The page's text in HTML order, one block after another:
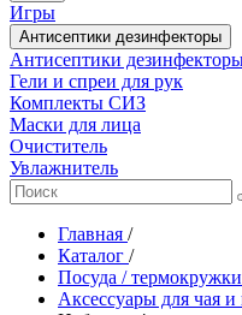
Игры
Антисептики дезинфекторы
Антисептики
Гели и спреи для рук
Комплекты СИЗ
Маски для лица
Очиститель
Увлажнитель
Главная /
Каталог /
Посуда / термокружки
Аксессуары для чая и